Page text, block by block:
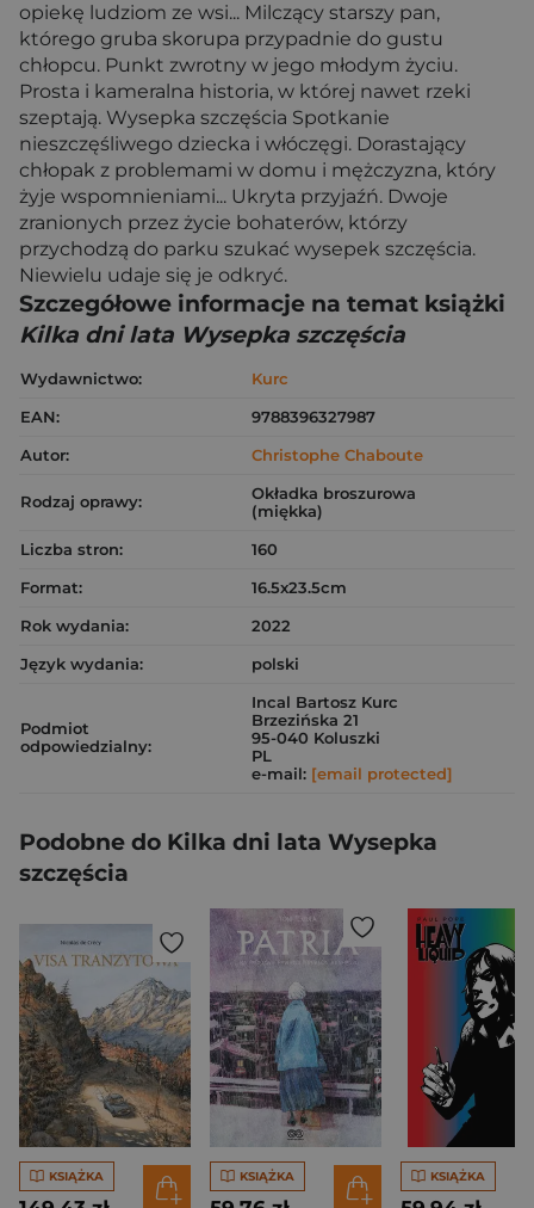
opiekę ludziom ze wsi... Milczący starszy pan,
którego gruba skorupa przypadnie do gustu
chłopcu. Punkt zwrotny w jego młodym życiu.
Prosta i kameralna historia, w której nawet rzeki
szeptają. Wysepka szczęścia Spotkanie
nieszczęśliwego dziecka i włóczęgi. Dorastający
chłopak z problemami w domu i mężczyzna, który
żyje wspomnieniami... Ukryta przyjaźń. Dwoje
zranionych przez życie bohaterów, którzy
przychodzą do parku szukać wysepek szczęścia.
Niewielu udaje się je odkryć.
Szczegółowe informacje na temat książki
Kilka dni lata Wysepka szczęścia
Wydawnictwo:
Kurc
EAN:
9788396327987
Autor:
Christophe Chaboute
Rodzaj oprawy:
Okładka broszurowa
(miękka)
Liczba stron:
160
Format:
16.5x23.5cm
Rok wydania:
2022
Język wydania:
polski
Podmiot
odpowiedzialny:
Incal Bartosz Kurc
Brzezińska 21
95-040 Koluszki
PL
e-mail: [email protected]
Podobne do Kilka dni lata Wysepka
szczęścia
KSIĄŻKA KSIĄŻKA KSIĄŻKA